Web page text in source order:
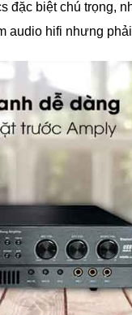
biệt chú trọng,
hifi nhưng